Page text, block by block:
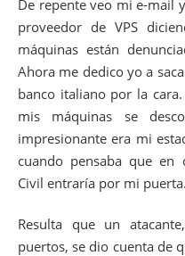
De repente veo mi e-mail
proveedor de VPS
máquinas están
Ahora me dedico yo a
banco italiano por la
mis máquinas se
impresionante era mi
cuando pensaba que en
Civil entraría por mi
Resulta que un
puertos, se dio cuenta de